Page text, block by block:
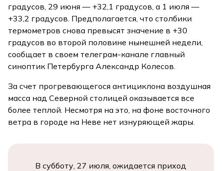
градусов, 29 июня — +32,1 градусов, а 1 июля —
+33,2 градусов. Предполагается, что столбики
термометров снова превысят значение в +30
градусов во второй половине нынешней недели,
сообщает в своем телеграм-канале главный
синоптик Петербурга Александр Колесов.
За счет прогревающегося антициклона воздушная
масса над Северной столицей оказывается все
более теплой. Несмотря на это, на фоне восточного
ветра в городе на Неве нет изнуряющей жары.
В субботу, 27 июля, ожидается приход